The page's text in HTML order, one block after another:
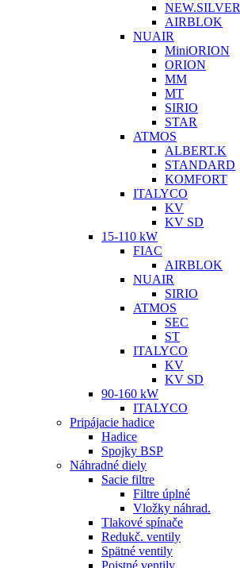
NEW.SILVER
AIRBLOK
NUAIR
MiniORION
ORION
MM
MT
SIRIO
STAR
ATMOS
ALBERT.K
STANDARD
KOMFORT
ITALYCO
KV
KV SD
15-110 kW
FIAC
AIRBLOK
NUAIR
SIRIO
ATMOS
SEC
ST
ITALYCO
KV
KV SD
90-160 kW
ITALYCO
Pripájacie hadice
Hadice
Spojky BSP
Náhradné diely
Sacie filtre
Filtre úplné
Vložky náhrad.
Tlakové spínače
Redukč. ventily
Spätné ventily
Poistné ventily